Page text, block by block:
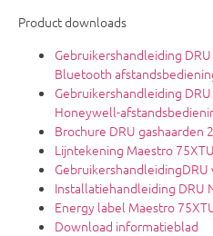
Product downloads
Gebruikershandleiding
Bluetooth
Gebruikershandleiding
Honeywell-
Brochure DRU gashaarden
Lijntekening Maestro
Installatiehandleiding DRU
Energy label Maestro
Download informatieblad